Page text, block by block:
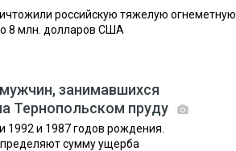
российскую тяжелую огнеметную
8 млн. долларов США
занимавшихся
Тернопольском пруду
1992 и 1987 годов рождения.
сумму ущерба